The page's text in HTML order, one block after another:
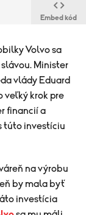
Embed kód
Volvo sa
Minister
vlády Eduard
veľký krok pre
financií a
túto investíciu
na výrobu
by mala byť
investícia